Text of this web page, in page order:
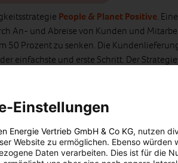
People & Planet Positive.
An- und Abreise von Kunden und
50 Prozent zu senken. Die
einfachste und erste Schritt. Der
anstelle in der Peripherie nächst
des Unternehmens ebenfalls zugute. Die
leichter mit öffentlichen
Mitarbeiter.
355 Geschäfte in insgesamt 30
umzustellen. In Frankreich ist man mit
Einstellungen
Energie Vertrieb GmbH & Co KG, nutzen
Website zu ermöglichen. Ebenso würden
Daten verarbeiten. Dies ist für die